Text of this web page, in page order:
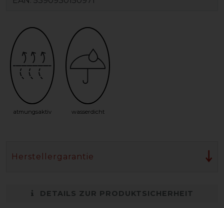
atmungsaktiv wasserdicht
Herstellergarantie
DETAILS ZUR PRODUKTSICHERHEIT